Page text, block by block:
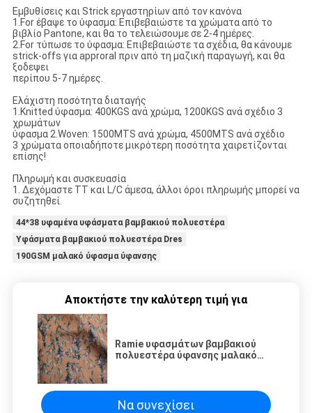
Εμβυθίσεις και Strick εργαστηρίων από τον κανόνα
1.For έβαψε το ύφασμα: Επιβεβαιώστε τα χρώματα από το
βιβλίο Pantone, και θα το τελειώσουμε σε 2-4 ημέρες.
2.For τύπωσε το ύφασμα: Επιβεβαιώστε τα σχέδια, θα κάνουμε
strick-offs για approral πριν από τη μαζική παραγωγή, και θα
ξοδεψει
περίπου 5-7 ημέρες.
Ελάχιστη ποσότητα διαταγής
1.Knitted ύφασμα: 400KGS ανά χρώμα, 1200KGS ανά σχέδιο 3
χρωμάτων
ύφασμα 2.Woven: 1500MTS ανά χρώμα, 4500MTS ανά σχέδιο
3 χρώματα οποιαδήποτε μικρότερη ποσότητα χαιρετίζονται
επίσης!
Πληρωμή και συσκευασία
1. Δεχόμαστε TT και L/C άμεσα, άλλοι όροι πληρωμής μπορεί να
συζητηθεί.
44*38 υφαμένα υφάσματα βαμβακιού πολυεστέρα
Υφάσματα βαμβακιού πολυεστέρα Dres
190GSM μαλακό ύφασμα ύφανσης
Αποκτήστε την καλύτερη τιμή για
Ramie υφασμάτων βαμβακιού
πολυεστέρα ύφανσης μαλακό
Να συνεχίσει